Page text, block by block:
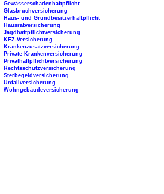
Gewässerschadenhaftpflicht
Glasbruchversicherung
Haus- und Grundbesitzerhaftpflicht
Hausratversicherung
Jagdhaftpflichtversicherung
KFZ-Versicherung
Krankenzusatzversicherung
Private Krankenversicherung
Privathaftpflichtversicherung
Rechtsschutzversicherung
Sterbegeldversicherung
Unfallversicherung
Wohngebäudeversicherung